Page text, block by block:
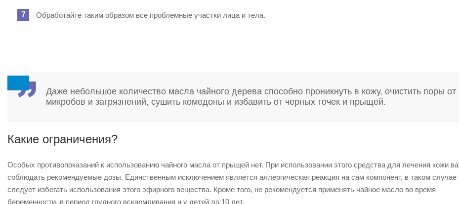
Обработайте таким образом все проблемные участки лица и тела.
Даже небольшое количество масла чайного дерева способно проникнуть в кожу, очистить поры от
микробов и загрязнений, сушить комедоны и избавить от черных точек и прыщей.
Какие ограничения?
Особых противопоказаний к использованию чайного масла от прыщей нет. При использовании этого средства для лечения кожи
соблюдать рекомендуемые дозы. Единственным исключением является аллергическая реакция на сам компонент, в таком случае
следует избегать использования этого эфирного вещества. Кроме того, не рекомендуется применять чайное масло во время
беременности, в период грудного вскармливания и у детей до 10 лет.